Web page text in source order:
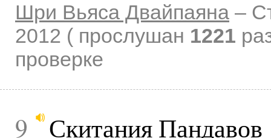
Шри Вьяса Двайпаяна –
2012 ( прослушан 1221
проверке
9 Скитания Пандавов